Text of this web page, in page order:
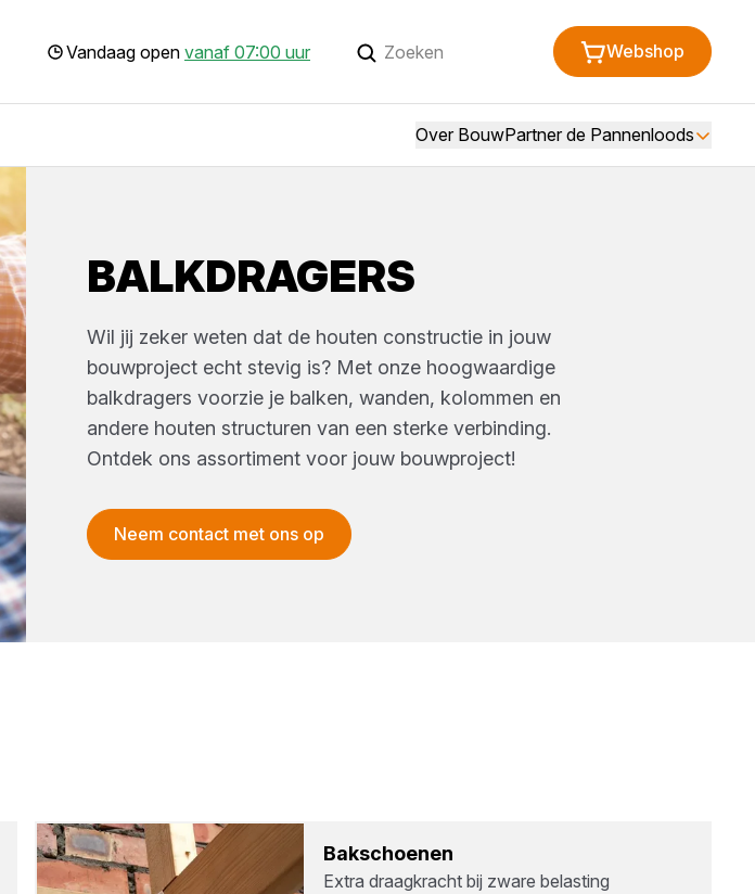
Vandaag open vanaf 07:00 uur Webshop
Over BouwPartner de Pannenloods
BALKDRAGERS
Wil jij zeker weten dat de houten constructie in jouw
bouwproject echt stevig is? Met onze hoogwaardige
balkdragers voorzie je balken, wanden, kolommen en
andere houten structuren van een sterke verbinding.
Ontdek ons assortiment voor jouw bouwproject!
Neem contact met ons op
Bak­schoe­nen
Extra draagkracht bij zware belasting